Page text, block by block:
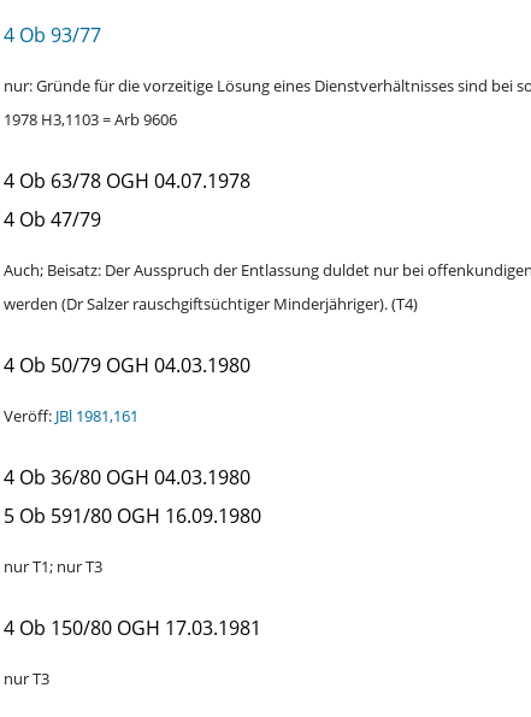
4 Ob 93/77
nur: Gründe für die vorzeitige Lösung eines Dienstverhältnisses sind bei
1978 H3,1103 = Arb 9606
4 Ob 63/78 OGH 04.07.1978
4 Ob 47/79
Auch; Beisatz: Der Ausspruch der Entlassung duldet nur bei
werden (Dr Salzer rauschgiftsüchtiger Minderjähriger). (T4)
4 Ob 50/79 OGH 04.03.1980
Veröff: JBl 1981,161
4 Ob 36/80 OGH 04.03.1980
5 Ob 591/80 OGH 16.09.1980
nur T1; nur T3
4 Ob 150/80 OGH 17.03.1981
nur T3